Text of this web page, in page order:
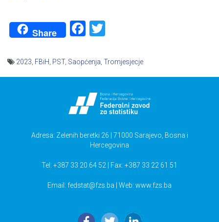
Share Facebook
2023 FBiH PST, Saopćenja Tromjesjecje
Adresa: Zelenih beretki 26 | 71000 Sarajevo, Bosna i
Hercegovina
Tel: +387 33 20 64 52 | Fax: +387 33 22 61 51
Email: fedstat@fzs.ba | Web: www.fzs.ba